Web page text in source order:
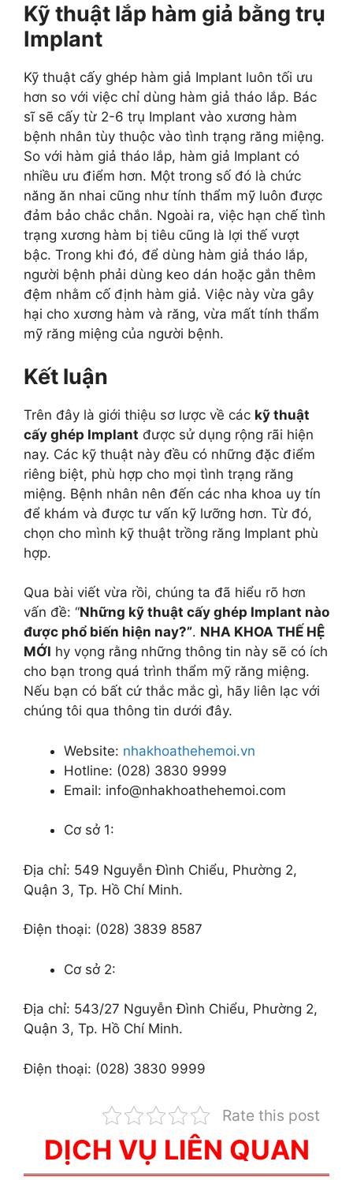
Kỹ thuật lắp hàm giả bằng trụ
Implant
Kỹ thuật cấy ghép hàm giả Implant luôn tối ưu
hơn so với việc chỉ dùng hàm giả tháo lắp. Bác
sĩ sẽ cấy từ 2-6 trụ Implant vào xương hàm
bệnh nhân tùy thuộc vào tình trạng răng miệng.
So với hàm giả tháo lắp, hàm giả Implant có
nhiều ưu điểm hơn. Một trong số đó là chức
năng ăn nhai cũng như tính thẩm mỹ luôn được
đảm bảo chắc chắn. Ngoài ra, việc hạn chế tình
trạng xương hàm bị tiêu cũng là lợi thế vượt
bậc. Trong khi đó, để dùng hàm giả tháo lắp,
người bệnh phải dùng keo dán hoặc gắn thêm
đệm nhằm cố định hàm giả. Việc này vừa gây
hại cho xương hàm và răng, vừa mất tính thẩm
mỹ răng miệng của người bệnh.
Kết luận
Trên đây là giới thiệu sơ lược về các kỹ thuật
cấy ghép Implant được sử dụng rộng rãi hiện
nay. Các kỹ thuật này đều có những đặc điểm
riêng biệt, phù hợp cho mọi tình trạng răng
miệng. Bệnh nhân nên đến các nha khoa uy tín
để khám và được tư vấn kỹ lưỡng hơn. Từ đó,
chọn cho mình kỹ thuật trồng răng Implant phù
hợp.
Qua bài viết vừa rồi, chúng ta đã hiểu rõ hơn
vấn đề: “Những kỹ thuật cấy ghép Implant nào
được phổ biến hiện nay?”. NHA KHOA THẾ HỆ
MỚI hy vọng rằng những thông tin này sẽ có ích
cho bạn trong quá trình thẩm mỹ răng miệng.
Nếu bạn có bất cứ thắc mắc gì, hãy liên lạc với
chúng tôi qua thông tin dưới đây.
Website: nhakhoathehemoi.vn
Hotline: (028) 3830 9999
Email: info@nhakhoathehemoi.com
Cơ sở 1:
Địa chỉ: 549 Nguyễn Đình Chiểu, Phường 2,
Quận 3, Tp. Hồ Chí Minh.
Điện thoại: (028) 3839 8587
Cơ sở 2:
Địa chỉ: 543/27 Nguyễn Đình Chiểu, Phường 2,
Quận 3, Tp. Hồ Chí Minh.
Điện thoại: (028) 3830 9999
Rate this post
DỊCH VỤ LIÊN QUAN